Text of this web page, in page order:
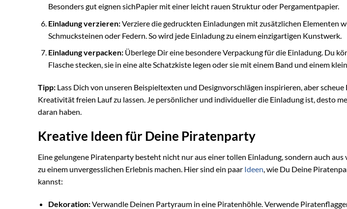
Besonders gut eignen sichPapier mit einer leicht rauen Struktur oder Pergamentpapier.
Einladung verzieren:Verziere die gedruckten Einladungen mit zusätzlichen Elementen
Schmucksteinen oder Federn. So wird jede Einladung zu einem einzigartigen Kunstwerk.
Einladung verpacken:Überlege Dir eine besondere Verpackung für die Einladung. Du
Flasche stecken, sie in eine alte Schatzkiste legen oder sie mit einem Band und einem
Tipp: Lass Dich von unseren Beispieltexten und Designvorschlägen inspirieren, aber
Kreativität freien Lauf zu lassen. Je persönlicher und individueller die Einladung ist, desto
daran haben.
Kreative Ideen für Deine Piratenparty
Eine gelungene Piratenparty besteht nicht nur aus einer tollen Einladung, sondern auch aus
zu einem unvergesslichen Erlebnis machen. Hier sind ein paar Ideen, wie Du Deine
kannst:
Dekoration:Verwandle Deinen Partyraum in eine Piratenhöhle. Verwende